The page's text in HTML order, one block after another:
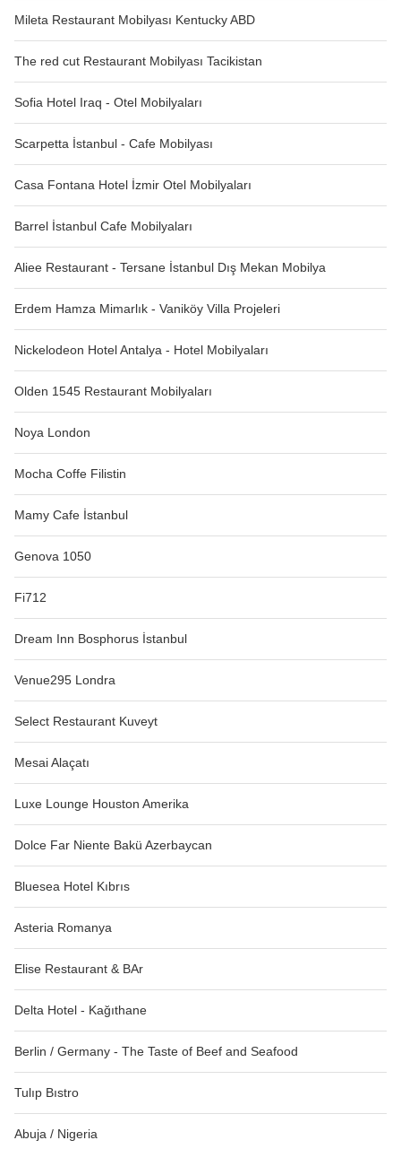
Mileta Restaurant Mobilyası Kentucky ABD
The red cut Restaurant Mobilyası Tacikistan
Sofia Hotel Iraq - Otel Mobilyaları
Scarpetta İstanbul - Cafe Mobilyası
Casa Fontana Hotel İzmir Otel Mobilyaları
Barrel İstanbul Cafe Mobilyaları
Aliee Restaurant - Tersane İstanbul Dış Mekan Mobilya
Erdem Hamza Mimarlık - Vaniköy Villa Projeleri
Nickelodeon Hotel Antalya - Hotel Mobilyaları
Olden 1545 Restaurant Mobilyaları
Noya London
Mocha Coffe Filistin
Mamy Cafe İstanbul
Genova 1050
Fi712
Dream Inn Bosphorus İstanbul
Venue295 Londra
Select Restaurant Kuveyt
Mesai Alaçatı
Luxe Lounge Houston Amerika
Dolce Far Niente Bakü Azerbaycan
Bluesea Hotel Kıbrıs
Asteria Romanya
Elise Restaurant & BAr
Delta Hotel - Kağıthane
Berlin / Germany - The Taste of Beef and Seafood
Tulıp Bıstro
Abuja / Nigeria